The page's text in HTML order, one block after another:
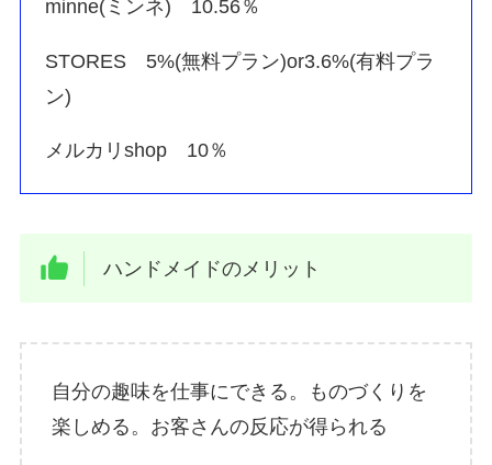
minne(ミンネ) 10.56％
STORES 5%(無料プラン)or3.6%(有料プラ
ン)
メルカリshop 10％
ハンドメイドのメリット
自分の趣味を仕事にできる。ものづくりを
楽しめる。お客さんの反応が得られる